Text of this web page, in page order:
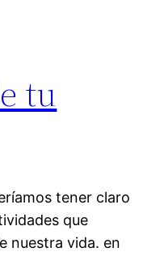
tu
tener claro
que
nuestra vida. en